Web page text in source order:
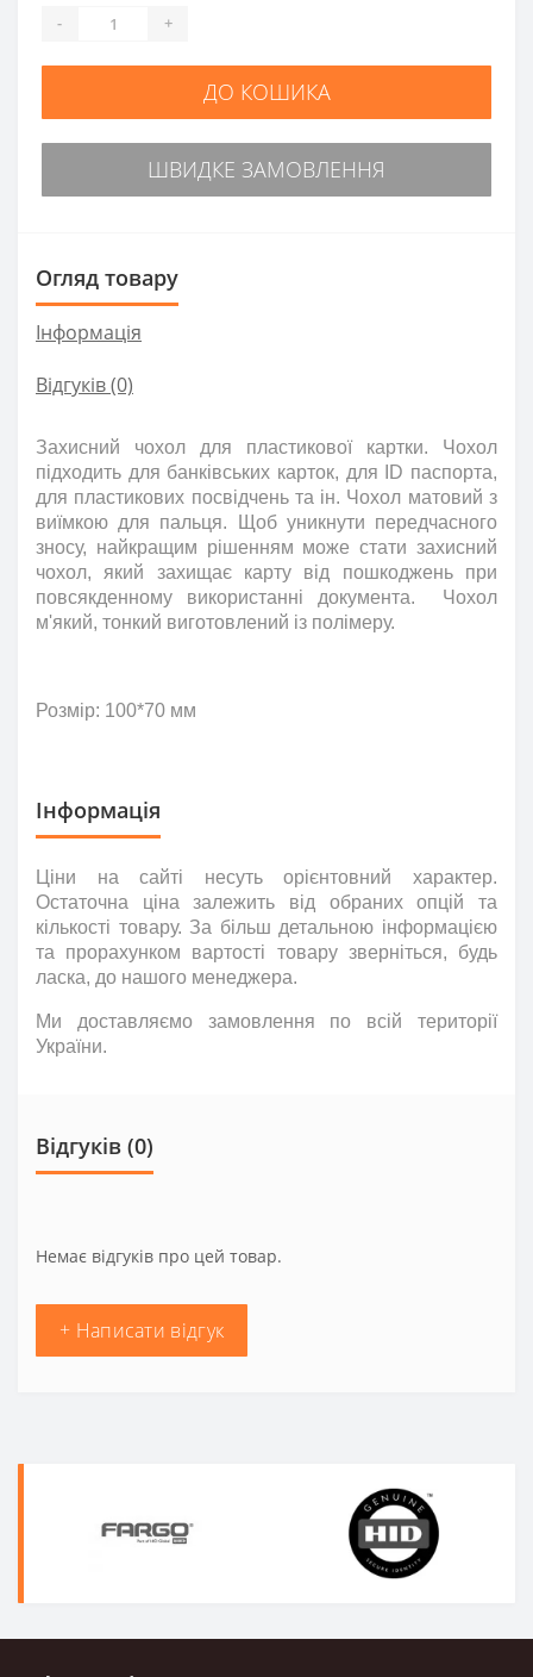
- +
ДО КОШИКА
ШВИДКЕ ЗАМОВЛЕННЯ
Огляд товару
Інформація
Відгуків (0)
Захисний чохол для пластикової картки. Чохол
підходить для банківських карток, для ID паспорта,
для пластикових посвідчень та ін. Чохол матовий з
виїмкою для пальця. Щоб уникнути передчасного
зносу, найкращим рішенням може стати захисний
чохол, який захищає карту від пошкоджень при
повсякденному використанні документа. Чохол
м'який, тонкий виготовлений із полімеру.
Розмір: 100*70 мм
Інформація
Ціни на сайті несутьорієнтовний характер.
Остаточна ціна залежить від обраних опцій та
кількості товару. За більш детальною інформацією
та прорахунком вартості товару зверніться, будь
ласка, до нашого менеджера.
Ми доставляємо замовлення по всій території
України.
Відгуків (0)
Немає відгуків про цей товар.
+ Написати відгук